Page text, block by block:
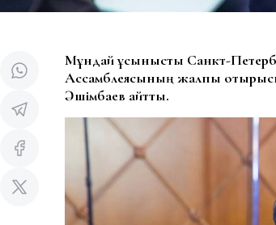
Мұндай ұсынысты Санкт-
Ассамблеясының жалпы
Әшімбаев айтты.